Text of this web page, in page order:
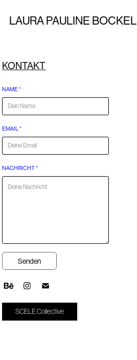
LAURA PAULINE BOCKEL
KONTAKT
NAME *
EMAIL *
NACHRICHT *
Senden
SCELE Collective